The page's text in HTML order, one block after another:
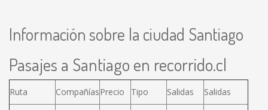
Información sobre la ciudad Santiago
Pasajes a Santiago en recorrido.cl
Ruta CompañíasPrecio Tipo Salidas Salidas